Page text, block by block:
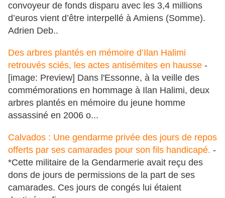
convoyeur de fonds disparu avec les 3,4 millions
d’euros vient d’être interpellé à Amiens (Somme).
Adrien Deb..
Des arbres plantés en mémoire d’Ilan Halimi
retrouvés sciés, les actes antisémites en hausse -
[image: Preview] Dans l'Essonne, à la veille des
commémorations en hommage à Ilan Halimi, deux
arbres plantés en mémoire du jeune homme
assassiné en 2006 o...
Calvados : Une gendarme privée des jours de repos
offerts par ses camarades pour son fils handicapé. -
*Cette militaire de la Gendarmerie avait reçu des
dons de jours de permissions de la part de ses
camarades. Ces jours de congés lui étaient